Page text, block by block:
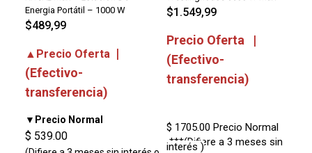
Energia Portátil – 1000 W
$489,99
▲Precio Oferta |
(Efectivo-
transferencia)
▼Precio Normal
$ 539.00
$1.549,99
Precio Oferta |
(Efectivo-
transferencia)
$ 1705.00 Precio Normal
***(Difiere a 3 meses sin
interés )